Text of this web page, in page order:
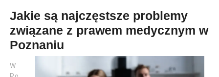
Jakie są najczęstsze problemy
związane z prawem medycznym w
Poznaniu
W